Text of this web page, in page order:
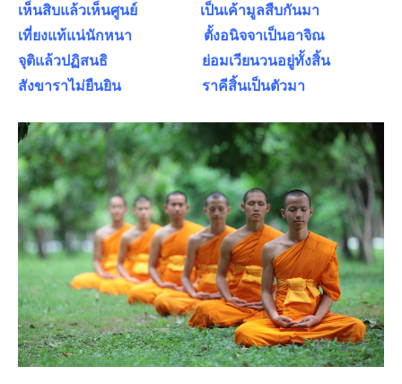
เห็นสิบแล้วเห็นศูนย์ เป็นเค้ามูลสืบกันมา
เที่ยงแท้แน่นักหนา ตั้งอนิจจาเป็นอาจิณ
จุติแล้วปฏิสนธิ ย่อมเวียนวนอยู่ทั้งสิ้น
สังขาราไม่ยืนยิน ราคีสิ้นเป็นตัวมา